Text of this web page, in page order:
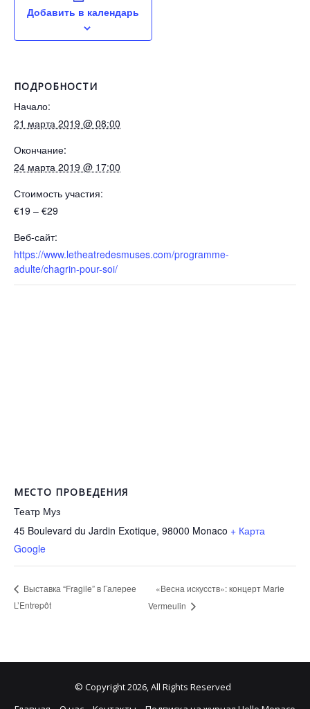
Добавить в календарь
ПОДРОБНОСТИ
Начало:
21 марта 2019 @ 08:00
Окончание:
24 марта 2019 @ 17:00
Стоимость участия:
€19 – €29
Веб-сайт:
https://www.letheatredesmuses.com/programme-
adulte/chagrin-pour-soi/
МЕСТО ПРОВЕДЕНИЯ
Театр Муз
45 Boulevard du Jardin Exotique, 98000 Monaco + Карта
Google
Выставка “Fragile” в Галерее
L’Entrepôt
«Весна искусств»: концерт Marie
Vermeulin
© Copyright 2026, All Rights Reserved